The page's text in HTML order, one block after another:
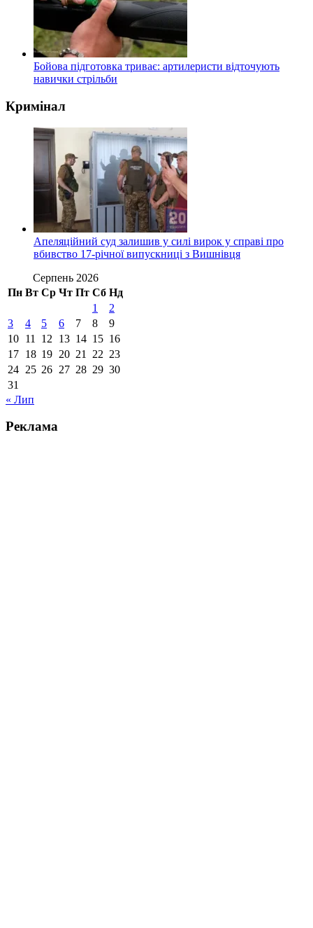
Бойова підготовка триває: артилеристи відточують
навички стрільби
Кримінал
Апеляційний суд залишив у силі вирок у справі про
вбивство 17-річної випускниці з Вишнівця
Серпень 2026
Пн Вт Ср Чт Пт Сб Нд
1
2
3
4 5 6 7 8
9
10 11 12 13 14 15 16
17 18 19 20 21 22 23
24 25 26 27 28 29 30
31
« Лип
Реклама